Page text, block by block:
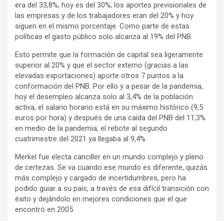
era del 33,8%, hoy es del 30%; los aportes previsionales de
las empresas y de los trabajadores eran del 20% y hoy
siguen en el mismo porcentaje. Como parte de estas
políticas el gasto público solo alcanza al 19% del PNB.
Esto permite que la formación de capital sea ligeramente
superior al 20% y que el sector externo (gracias a las
elevadas exportaciones) aporte otros 7 puntos a la
conformación del PNB. Por ello y a pesar de la pandemia,
hoy el desempleo alcanza solo al 3,4% de la población
activa, el salario horario está en su máximo histórico (9,5
euros por hora) y después de una caída del PNB del 11,3%
en medio de la pandemia, el rebote al segundo
cuatrimestre del 2021 ya llegaba al 9,4%.
Merkel fue electa canciller en un mundo complejo y pleno
de certezas. Se va cuando ese mundo es diferente, quizás
más complejo y cargado de incertidumbres, pero ha
podido guiar a su país, a través de esa difícil transición con
éxito y dejándolo en mejores condiciones que el que
encontró en 2005.